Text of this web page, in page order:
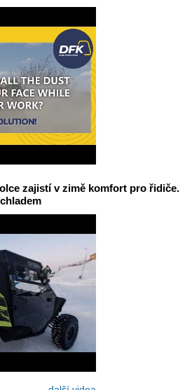
zajistí v zimě komfort pro řidiče.